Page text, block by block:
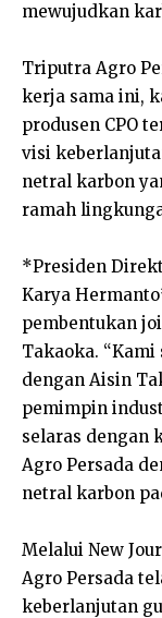
mewujudkan
Triputra Agro
kerja sama ini,
produsen CPO
visi
netral karbon
ramah
*Presiden
Karya
pembentukan
Takaoka.
dengan Aisin
pemimpin
selaras dengan
Agro Persada
netral karbon
Melalui New
Agro Persada
keberlanjutan